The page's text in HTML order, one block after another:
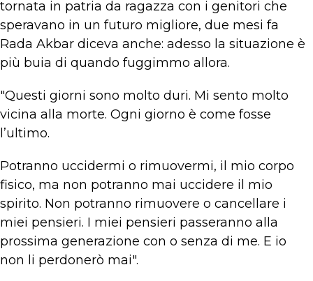
tornata in patria da ragazza con i genitori che
speravano in un futuro migliore, due mesi fa
Rada Akbar diceva anche: adesso la situazione è
più buia di quando fuggimmo allora.
"Questi giorni sono molto duri. Mi sento molto
vicina alla morte. Ogni giorno è come fosse
l’ultimo.
Potranno uccidermi o rimuovermi, il mio corpo
fisico, ma non potranno mai uccidere il mio
spirito. Non potranno rimuovere o cancellare i
miei pensieri. I miei pensieri passeranno alla
prossima generazione con o senza di me. E io
non li perdonerò mai".